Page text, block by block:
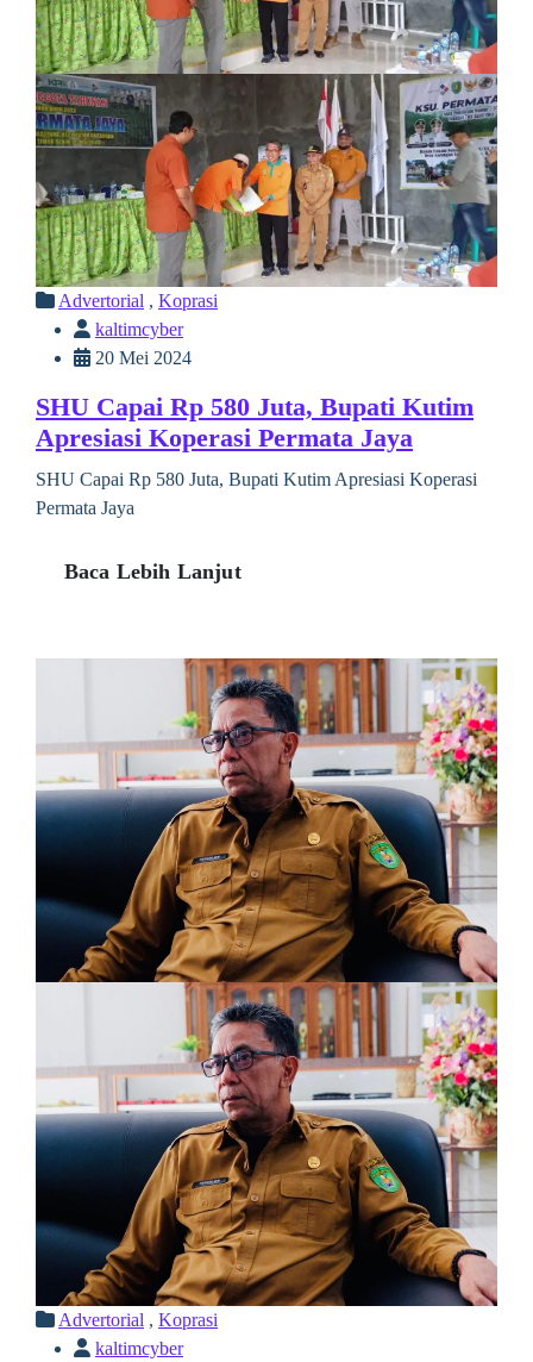
Advertorial , Koprasi
kaltimcyber
20 Mei 2024
SHU Capai Rp 580 Juta, Bupati Kutim
Apresiasi Koperasi Permata Jaya
SHU Capai Rp 580 Juta, Bupati Kutim Apresiasi Koperasi
Permata Jaya
Baca Lebih Lanjut
Advertorial , Koprasi
kaltimcyber